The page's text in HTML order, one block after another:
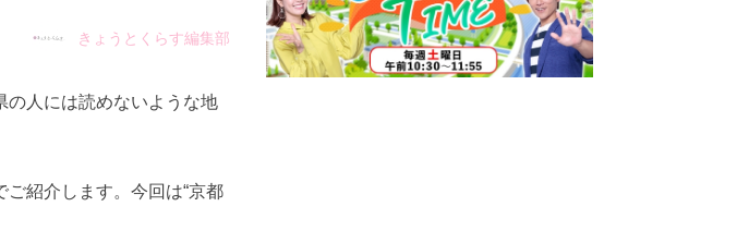
きょうとくらす編集部
の人には読めないような地
ご紹介します。今回は“京都